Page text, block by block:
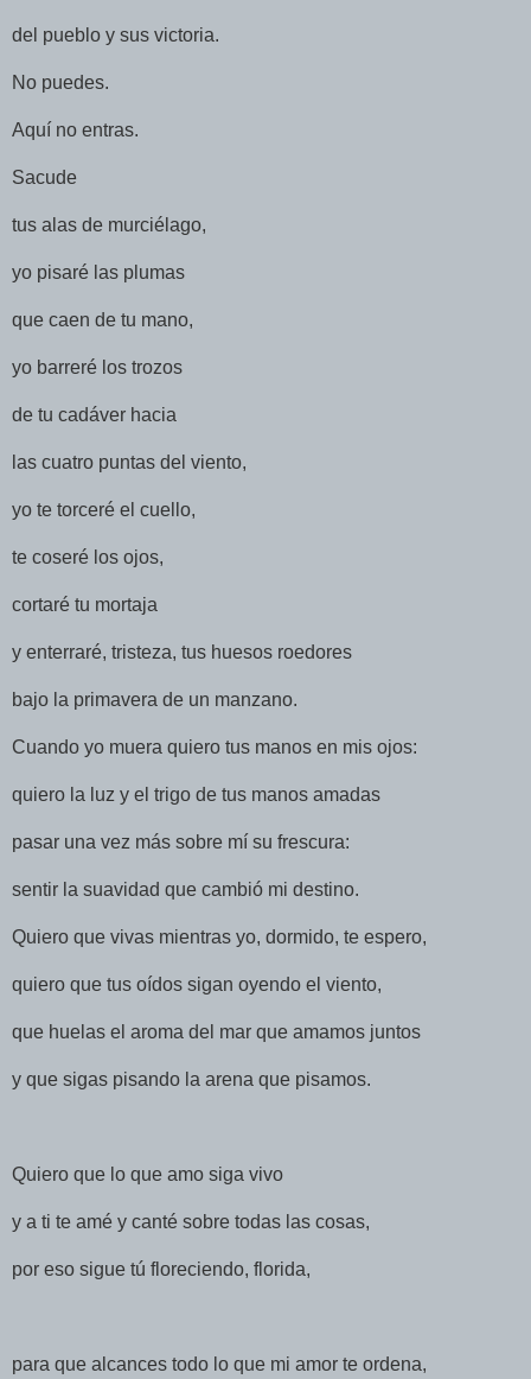
del pueblo y sus victoria.
No puedes.
Aquí no entras.
Sacude
tus alas de murciélago,
yo pisaré las plumas
que caen de tu mano,
yo barreré los trozos
de tu cadáver hacia
las cuatro puntas del viento,
yo te torceré el cuello,
te coseré los ojos,
cortaré tu mortaja
y enterraré, tristeza, tus huesos roedores
bajo la primavera de un manzano.
Cuando yo muera quiero tus manos en mis ojos:
quiero la luz y el trigo de tus manos amadas
pasar una vez más sobre mí su frescura:
sentir la suavidad que cambió mi destino.
Quiero que vivas mientras yo, dormido, te espero,
quiero que tus oídos sigan oyendo el viento,
que huelas el aroma del mar que amamos juntos
y que sigas pisando la arena que pisamos.
Quiero que lo que amo siga vivo
y a ti te amé y canté sobre todas las cosas,
por eso sigue tú floreciendo, florida,
para que alcances todo lo que mi amor te ordena,